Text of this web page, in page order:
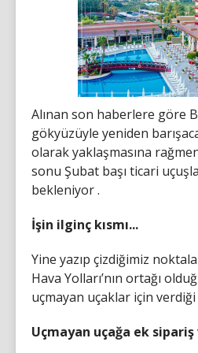
Alınan son haberlere göre
gökyüzüyle yeniden
olarak yaklaşmasına
sonu Şubat başı ticari
bekleniyor .
İşin ilginç kısmı...
Yine yazıp çizdiğimiz
Hava Yolları’nın ortağı
uçmayan uçaklar için
Uçmayan uçağa ek